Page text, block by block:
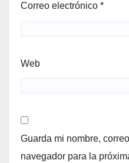
Correo electrónico *
Web
Guarda mi nombre,
navegador para la